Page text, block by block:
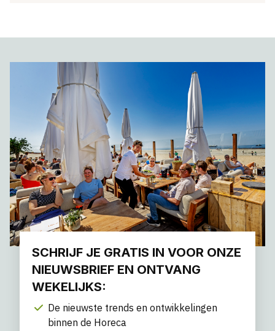
SCHRIJF JE GRATIS IN VOOR ONZE
NIEUWSBRIEF EN ONTVANG
WEKELIJKS:
De nieuwste trends en ontwikkelingen
binnen de Horeca